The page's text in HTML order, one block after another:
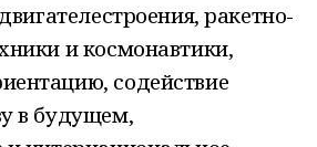
ракетно-
и космонавтики,
содействие
в будущем,